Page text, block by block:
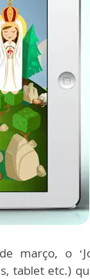
março, o
tablet etc.)